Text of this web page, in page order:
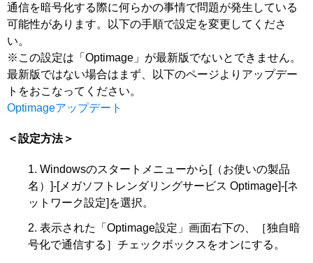
通信を暗号化する際に何らかの事情で問題が発生している
可能性があります。以下の手順で設定を変更してくださ
い。
※この設定は「Optimage」が最新版でないとできません。
最新版ではない場合はまず、以下のページよりアップデー
トをおこなってください。
Optimageアップデート
＜設定方法＞
Windowsのスタートメニューから[（お使いの製品
名）]-[メガソフトレンダリングサービス Optimage]-[ネ
ットワーク設定]を選択。
表示された「Optimage設定」画面右下の、［独自暗
号化で通信する］チェックボックスをオンにする。